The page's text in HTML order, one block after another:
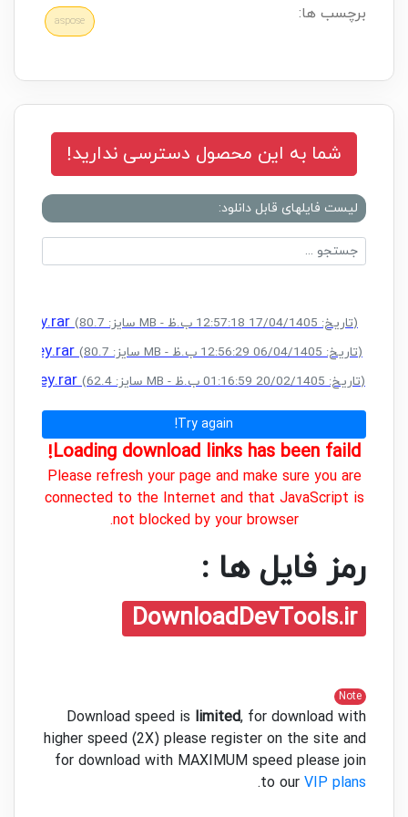
برچسب ها: aspose
شما به این محصول دسترسی ندارید!
لیست فایلهای قابل دانلود:
Key.rar (سایز: 80.7 MB - تاریخ: 17/04/1405 12:57:18 ب.ظ)
Key.rar (سایز: 80.7 MB - تاریخ: 06/04/1405 12:56:29 ب.ظ)
Key.rar (سایز: 62.4 MB - تاریخ: 20/02/1405 01:16:59 ب.ظ)
Try again!
Loading download links has been faild!
Please refresh your page and make sure you are
connected to the Internet and that JavaScript is
not blocked by your browser.
رمز فایل ها :
DownloadDevTools.ir
Note
Download speed is limited, for download with
higher speed (2X) please register on the site and
for download with MAXIMUM speed please join
to our VIP plans
.